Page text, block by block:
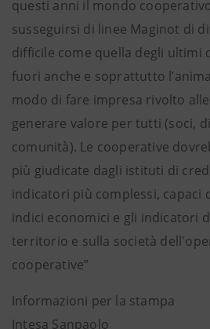
questi anni il mondo
susseguirsi di linee Maginot di
difficile come quella degli ultimi
fuori anche e soprattutto
modo di fare impresa rivolto
generare valore per tutti (soci,
comunità). Le cooperative
più giudicate dagli istituti di
indicatori più complessi, capaci
indici economici e gli indicatori
territorio e sulla società
cooperative”
Informazioni per la stampa
Intesa Sanpaolo